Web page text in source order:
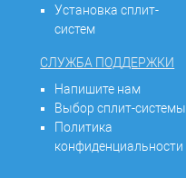
Установка сплит-
систем
СЛУЖБА ПОДДЕРЖКИ
Напишите нам
Выбор сплит-системы
Политика
конфиденциальности